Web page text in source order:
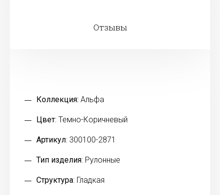
Отзывы
Коллекция: Альфа
Цвет: Темно-Коричневый
Артикул: 300100-2871
Тип изделия: Рулонные
Структура: Гладкая